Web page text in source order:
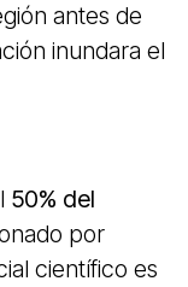
antes de
inundara el
50% del
por
científico es